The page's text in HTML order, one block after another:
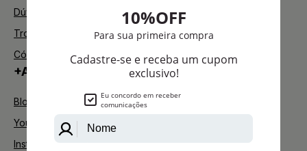
Dúvidas Frequentes
Trocas e Devoluções
Código de defesa do consumidor
+AAZ PERFUMES
Blog
Youtube
Instagram